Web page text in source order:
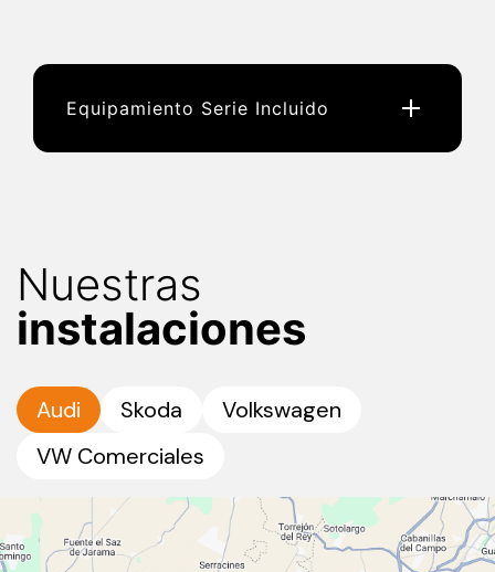
Equipamiento Serie Incluido
Nuestras
instalaciones
Audi Skoda
Volkswagen
VW Comerciales